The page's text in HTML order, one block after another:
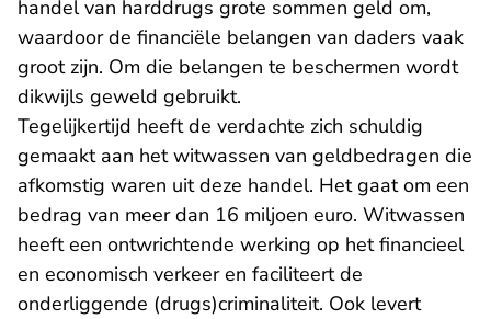
handel van harddrugs grote sommen geld om,
waardoor de financiële belangen van daders vaak
groot zijn. Om die belangen te beschermen wordt
dikwijls geweld gebruikt.
Tegelijkertijd heeft de verdachte zich schuldig
gemaakt aan het witwassen van geldbedragen die
afkomstig waren uit deze handel. Het gaat om een
bedrag van meer dan 16 miljoen euro. Witwassen
heeft een ontwrichtende werking op het financieel
en economisch verkeer en faciliteert de
onderliggende (drugs)criminaliteit. Ook levert